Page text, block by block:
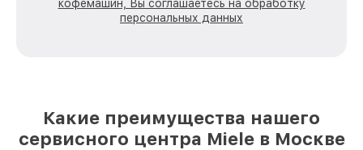
кофемашин, Вы соглашаетесь на обработку
персональных данных
Какие преимущества нашего
сервисного центра Miele в Москве